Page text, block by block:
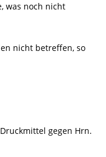
was noch nicht
nicht betreffen, so
gegen Hrn.